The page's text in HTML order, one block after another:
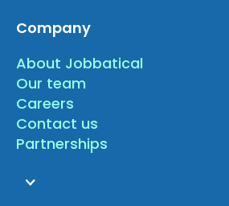
Company
About Jobbatical
Our team
Careers
Contact us
Partnerships